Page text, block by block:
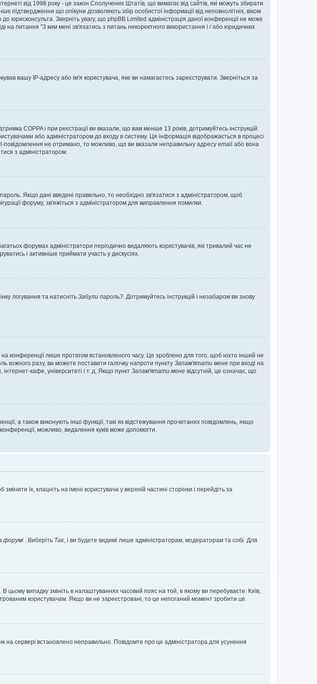
від 1998 року - це закон Сполучених Штатів, що вимагає від сайтів, які можуть збирати
підтвердження що опікуни дозволяють збір особистої інформації від неповнолітніх, віком
Зверніть увагу, що phpBB Limited адміністрація даної конференції не може
на питання "З ким мені зв'язатись з питань некоректного використання і / або юридичних
вашу IP-адресу або ім'я користувача, яке ви намагаєтесь зареєструвати. Зверніться за
COPPA і при реєстрації ви вказали, що вам менше 13 років, дотримуйтесь інструкцій.
або адміністратором до входу в систему. Ця інформація відображається в процесі
не отримано, то можливо, що ви вказали неправильну адресу email або вона
з адміністратором.
Якщо дані введені правильно, то необхідно зв'язатися з адміністратором, щоб
форуму, зв'яжіться з адміністратором для виправлення помилки.
форумах адміністратори періодично видаляють користувачів, які тривалий час не
і активніше приймати участь у дискусіях.
логування та натисніть Забули пароль?. Дотримуйтесь інструкцій і незабаром ви знову
конференції лише протягом встановленого часу. Це зроблено для того, щоб ніхто інший не
кожного разу, ви можете поставити галочку напроти пункту Запам'ятати мене при вході на
кафе, університеті і т. д. Якщо пункт Запам'ятати мене відсутній, це означає, що
а також виконують інші функції, такі як відстежування прочитаних повідомлень, якщо
можливо, видалення куків може допомогти.
їх, клацніть на імені користувача у верхній частині сторінки і перейдіть за
форумі . Виберіть Так, і ви будете видимі лише адміністраторам, модераторам та собі. Для
випадку змініть в налаштуваннях часовий пояс на той, в якому ви перебуваєте: Київ,
користувачам. Якщо ви не зареєстровані, то це непоганий момент зробити це.
сервері встановлено неправильно. Повідомте про це адміністратора для усунення